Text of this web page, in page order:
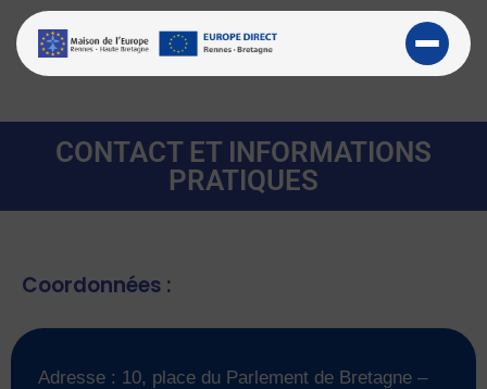
CONTACT ET INFORMATIONS
PRATIQUES
Coordonnées :
Adresse : 10, place du Parlement de Bretagne –